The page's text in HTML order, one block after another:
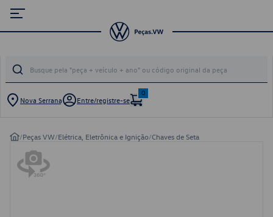
Nova Serrana Entre/registre-se
0
/Peças VW/Elétrica, Eletrônica e Ignição/Chaves de Seta